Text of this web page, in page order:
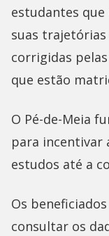
estudantes
suas trajetórias
corrigidas
que estão
O Pé-de-Meia
para incentivar
estudos até a
Os
consultar os